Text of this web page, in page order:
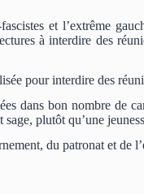
et l’extrême
à interdire des
pour interdire des
dans bon nombre de
plutôt qu’une
du patronat et de